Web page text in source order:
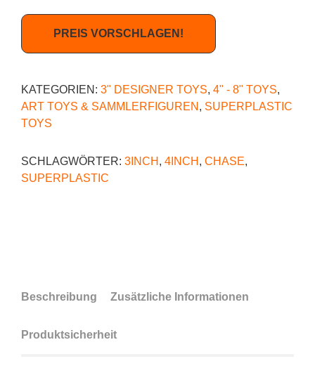
PREIS VORSCHLAGEN!
KATEGORIEN: 3" DESIGNER TOYS, 4" - 8" TOYS,
ART TOYS & SAMMLERFIGUREN , SUPERPLASTIC
TOYS
SCHLAGWÖRTER: 3INCH , 4INCH , CHASE,
SUPERPLASTIC
Beschreibung Zusätzliche Informationen
Produktsicherheit